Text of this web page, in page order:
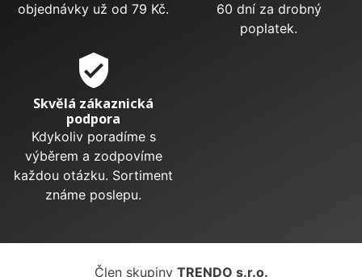
objednávky už od 79 Kč.
60 dní za drobný
poplatek.
verified_user
Skvělá zákaznická
podpora
Kdykoliv poradíme s
výběrem a zodpovíme
každou otázku. Sortiment
známe poslepu.
Člen skupiny TRENDO s.r.o.